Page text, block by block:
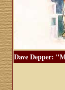
Dave Depper: